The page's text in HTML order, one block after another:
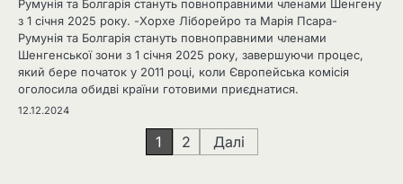
Румунія та Болгарія стануть повноправними членами Шенгену
з 1 січня 2025 року. -Хорхе Ліборейро та Марія Псара-
Румунія та Болгарія стануть повноправними членами
Шенгенської зони з 1 січня 2025 року, завершуючи процес,
який бере початок у 2011 році, коли Європейська комісія
оголосила обидві країни готовими приєднатися.
12.12.2024
1 2 Далі